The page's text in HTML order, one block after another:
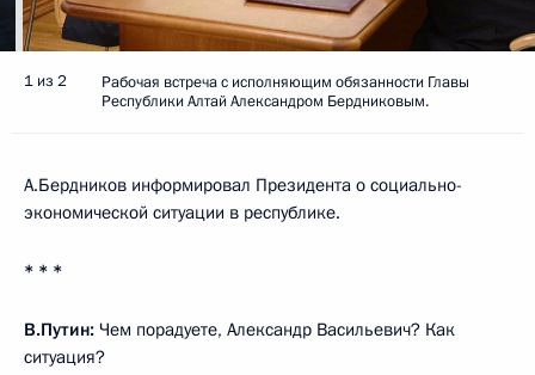
1 из 2
Рабочая встреча с исполняющим обязанности Главы
Республики Алтай Александром Бердниковым.
А.Бердников информировал Президента о социально-
экономической ситуации в республике.
* * *
В.Путин: Чем порадуете, Александр Васильевич? Как
ситуация?